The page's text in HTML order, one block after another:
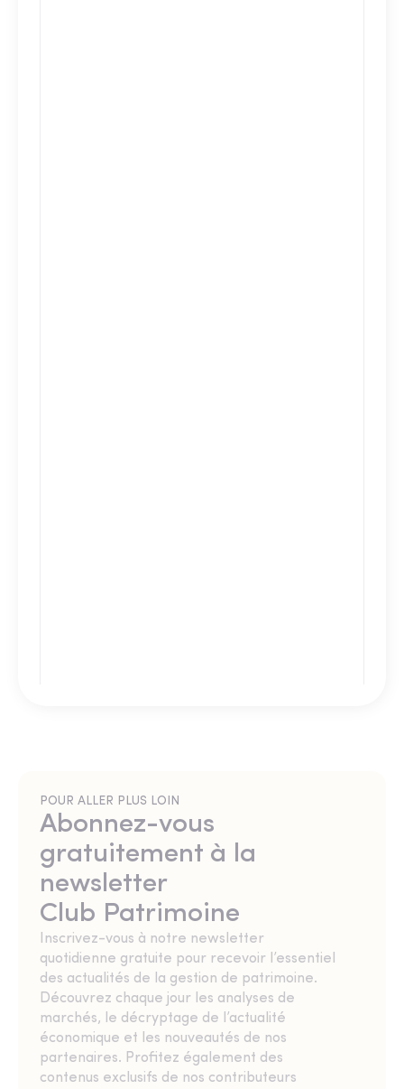
POUR ALLER PLUS LOIN
Abonnez-vous
gratuitement à la
newsletter
Club Patrimoine
Inscrivez-vous à notre newsletter
quotidienne gratuite pour recevoir l’essentiel
des actualités de la gestion de patrimoine.
Découvrez chaque jour les analyses de
marchés, le décryptage de l’actualité
économique et les nouveautés de nos
partenaires. Profitez également des
contenus exclusifs de nos contributeurs